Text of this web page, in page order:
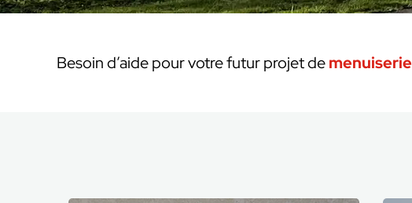
Besoin d’aide pour votre futur projet demenuiserie